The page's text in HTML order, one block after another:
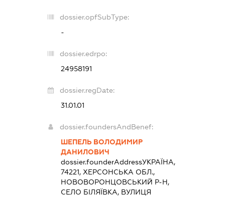
dossier.opfSubType:
-
dossier.edrpo:
24958191
dossier.regDate:
31.01.01
dossier.foundersAndBenef:
ШЕПЕЛЬ ВОЛОДИМИР
ДАНИЛОВИЧ
dossier.founderAddressУКРАЇНА,
74221, ХЕРСОНСЬКА ОБЛ.,
НОВОВОРОНЦОВСЬКИЙ Р-Н,
СЕЛО БІЛЯЇВКА, ВУЛИЦЯ